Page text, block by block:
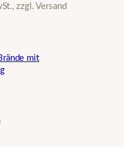
zzgl. Versand
mit